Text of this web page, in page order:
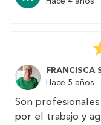
FRANCISCA
Hace 5 años
Son
por el trabajo y